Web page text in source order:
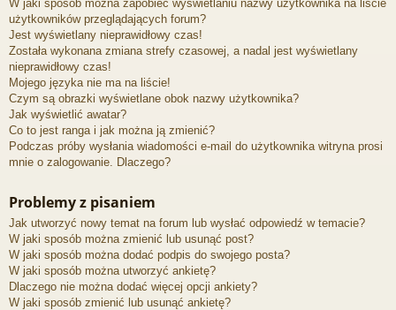
W jaki sposób można zapobiec wyświetlaniu nazwy użytkownika na liście
użytkowników przeglądających forum?
Jest wyświetlany nieprawidłowy czas!
Została wykonana zmiana strefy czasowej, a nadal jest wyświetlany
nieprawidłowy czas!
Mojego języka nie ma na liście!
Czym są obrazki wyświetlane obok nazwy użytkownika?
Jak wyświetlić awatar?
Co to jest ranga i jak można ją zmienić?
Podczas próby wysłania wiadomości e-mail do użytkownika witryna prosi
mnie o zalogowanie. Dlaczego?
Problemy z pisaniem
Jak utworzyć nowy temat na forum lub wysłać odpowiedź w temacie?
W jaki sposób można zmienić lub usunąć post?
W jaki sposób można dodać podpis do swojego posta?
W jaki sposób można utworzyć ankietę?
Dlaczego nie można dodać więcej opcji ankiety?
W jaki sposób zmienić lub usunąć ankietę?